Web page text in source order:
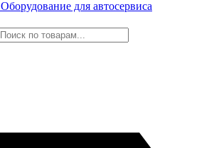
Оборудование для автосервиса